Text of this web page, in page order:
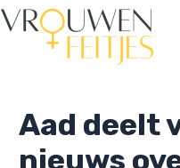
Aad deelt
nieuws